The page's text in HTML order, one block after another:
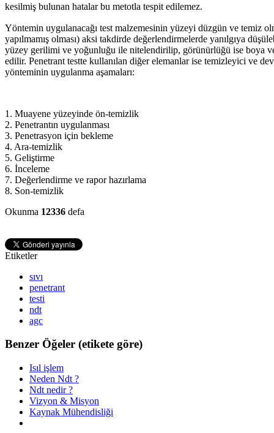
kesilmiş bulunan hatalar bu metotla tespit edilemez.
Yöntemin uygulanacağı test malzemesinin yüzeyi düzgün ve temiz
yapılmamış olması) aksi takdirde değerlendirmelerde yanılgıya
yüzey gerilimi ve yoğunluğu ile nitelendirilip, görünürlüğü ise boya
edilir. Penetrant testte kullanılan diğer elemanlar ise temizleyici ve
yönteminin uygulanma aşamaları:
1. Muayene yüzeyinde ön-temizlik
2. Penetrantın uygulanması
3. Penetrasyon için bekleme
4. Ara-temizlik
5. Geliştirme
6. İnceleme
7. Değerlendirme ve rapor hazırlama
8. Son-temizlik
Okunma 12336 defa
Etiketler
sıvı
penetrant
testi
ndt
agc
Benzer Öğeler (etikete göre)
Isıl işlem
Neden Ndt ?
Ndt nedir ?
Vizyon & Misyon
Kaynak Mühendisliği